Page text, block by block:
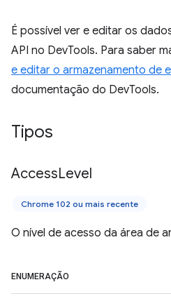
É possível ver e editar os
API no DevTools. Para saber
e editar o armazenamento de
documentação do DevTools.
Tipos
AccessLevel
Chrome 102 ou mais recente
O nível de acesso da área de
ENUMERAÇÃO